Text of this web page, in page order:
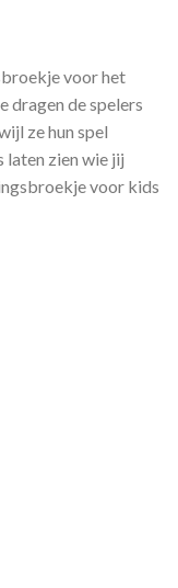
voor het
dragen de spelers
ze hun spel
laten zien wie jij
voor kids